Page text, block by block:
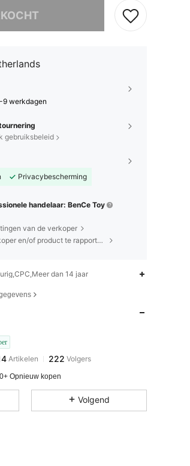
9 werkdagen
gebruiksbeleid
Privacybescherming
handelaar: BenCe Toy
van de verkoper
klik hier om deze verkoper en/of product te rapporteren.
dan 14 jaar
222
Artikelen
1 dag geleden
Opnieuw kopen
Volgend